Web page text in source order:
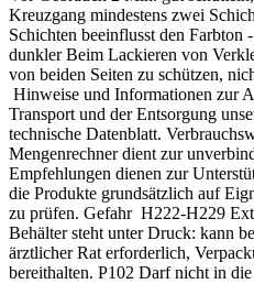
Kreuzgang mindestens zwei
Schichten beeinflusst den Farbton
dunkler Beim Lackieren von
von beiden Seiten zu schützen,
Hinweise und Informationen zur
Transport und der Entsorgung
technische Datenblatt.
Mengenrechner dient zur
Empfehlungen dienen zur
die Produkte grundsätzlich auf
zu prüfen. Gefahr H222-H229
Behälter steht unter Druck: kann
ärztlicher Rat erforderlich,
bereithalten. P102 Darf nicht in